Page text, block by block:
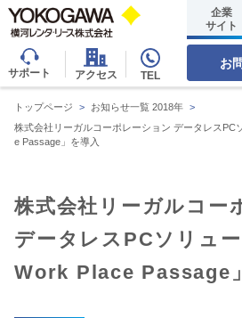
サポート アクセス TEL
企業
サイト
お
トップページ > お知らせ一覧 2018年 >
株式会社リーガルコーポレーション データレスPC
e Passage」を導入
株式会社リーガルコー
データレスPCソリュ
Work Place Passage